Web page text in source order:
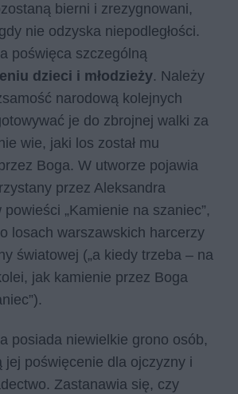
bierni i zrezygnowani,
nie odzyska niepodległości.
poświęca szczególną
dzieci i młodzieży. Należy
narodową kolejnych
je do zbrojnej walki za
wie, jaki los został mu
Boga. W utworze pojawia
przez Aleksandra
„Kamienie na szaniec”,
losach warszawskich harcerzy
światowej („a kie­dy trze­ba – na
jak ka­mie­nie przez Boga
posiada niewielkie grono osób,
jej poświęcenie dla ojczyzny i
Zastanawia się, czy